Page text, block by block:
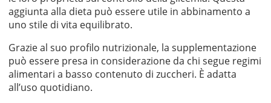
aggiunta alla dieta può essere utile in abbinamento a
uno stile di vita equilibrato.
Grazie al suo profilo nutrizionale, la supplementazione
può essere presa in considerazione da chi segue regimi
alimentari a basso contenuto di zuccheri. È adatta
all’uso quotidiano.